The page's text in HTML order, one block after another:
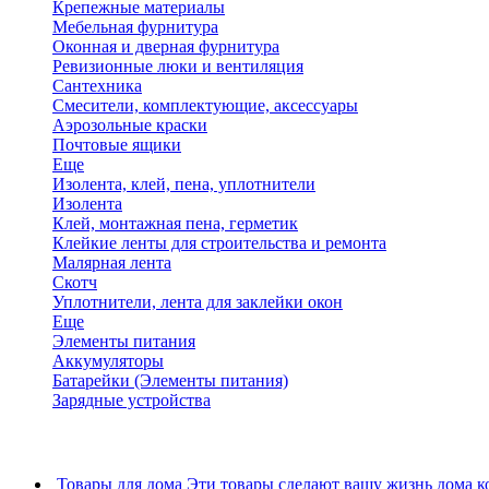
Крепежные материалы
Мебельная фурнитура
Оконная и дверная фурнитура
Ревизионные люки и вентиляция
Сантехника
Смесители, комплектующие, аксессуары
Аэрозольные краски
Почтовые ящики
Еще
Изолента, клей, пена, уплотнители
Изолента
Клей, монтажная пена, герметик
Клейкие ленты для строительства и ремонта
Малярная лента
Скотч
Уплотнители, лента для заклейки окон
Еще
Элементы питания
Аккумуляторы
Батарейки (Элементы питания)
Зарядные устройства
Товары для дома Эти товары сделают вашу жизнь дома